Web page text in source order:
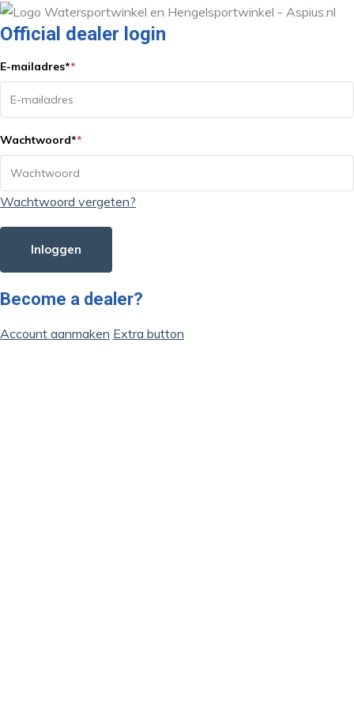
Official dealer login
E-mailadres**
Wachtwoord**
Wachtwoord vergeten?
Inloggen
Become a dealer?
Account aanmaken Extra button